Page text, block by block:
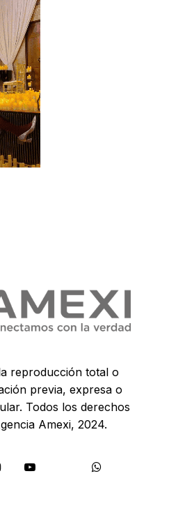
reproducción total o
previa, expresa o
Todos los derechos
Amexi, 2024.